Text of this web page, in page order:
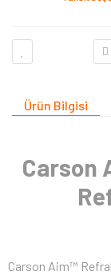
Ürün Bilgisi
Carson
Carson Aim™